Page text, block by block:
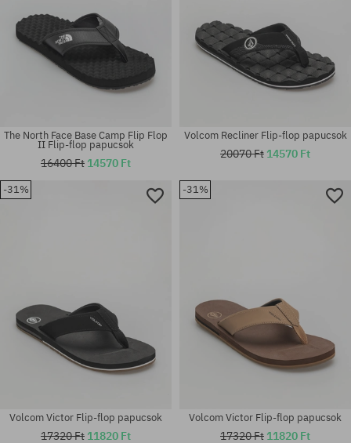
Elérhető méretek:
Elérhető méretek:
The North Face Base Camp Flip Flop
II Flip-flop papucsok
16400 Ft 14570 Ft
Volcom Recliner Flip-flop papucsok
20070 Ft 14570 Ft
-31%
Volcom Victor Flip-flop papucsok
17320 Ft 11820 Ft
-31%
Volcom Victor Flip-flop papucsok
17320 Ft 11820 Ft